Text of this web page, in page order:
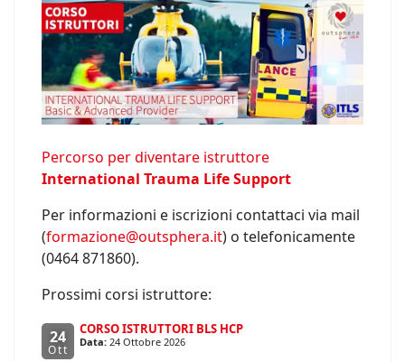
Percorso per diventare istruttore
International Trauma Life Support
Per informazioni e iscrizioni contattaci via mail
(formazione@outsphera.it) o telefonicamente
(0464 871860).
Prossimi corsi istruttore:
24
Ott
CORSO ISTRUTTORI BLS HCP
Data: 24 Ottobre 2026